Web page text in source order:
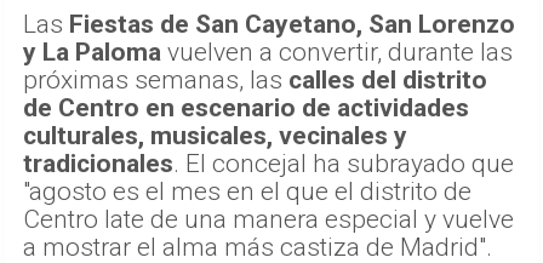
Las Fiestas de San Cayetano, San Lorenzo
y La Paloma vuelven a convertir, durante las
próximas semanas, las calles del distrito
de Centro en escenario de actividades
culturales, musicales, vecinales y
tradicionales. El concejal ha subrayado que
"agosto es el mes en el que el distrito de
Centro late de una manera especial y vuelve
a mostrar el alma más castiza de Madrid".